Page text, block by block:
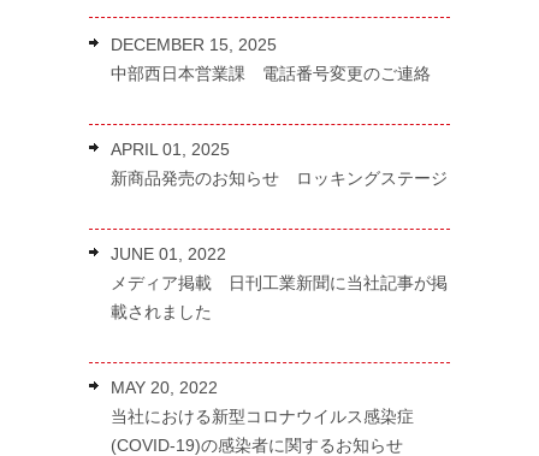
DECEMBER 15, 2025
中部西日本営業課 電話番号変更のご連絡
APRIL 01, 2025
新商品発売のお知らせ ロッキングステージ
JUNE 01, 2022
メディア掲載 日刊工業新聞に当社記事が掲
載されました
MAY 20, 2022
当社における新型コロナウイルス感染症
(COVID-19)の感染者に関するお知らせ